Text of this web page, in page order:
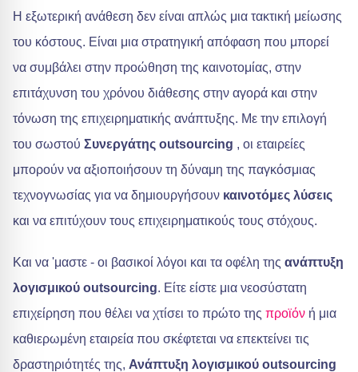
Η εξωτερική ανάθεση δεν είναι απλώς μια τακτική μείωσης
του κόστους. Είναι μια στρατηγική απόφαση που μπορεί
να συμβάλει στην προώθηση της καινοτομίας, στην
επιτάχυνση του χρόνου διάθεσης στην αγορά και στην
τόνωση της επιχειρηματικής ανάπτυξης. Με την επιλογή
του σωστού Συνεργάτης outsourcing , οι εταιρείες
μπορούν να αξιοποιήσουν τη δύναμη της παγκόσμιας
τεχνογνωσίας για να δημιουργήσουν καινοτόμες λύσεις
και να επιτύχουν τους επιχειρηματικούς τους στόχους.
Και να 'μαστε - οι βασικοί λόγοι και τα οφέλη της ανάπτυξη
λογισμικού outsourcing. Είτε είστε μια νεοσύστατη
επιχείρηση που θέλει να χτίσει το πρώτο της προϊόν ή μια
καθιερωμένη εταιρεία που σκέφτεται να επεκτείνει τις
δραστηριότητές της, Ανάπτυξη λογισμικού outsourcing